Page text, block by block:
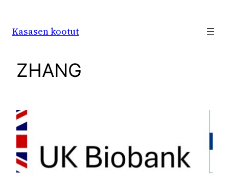
Kasasen kootut
ZHANG